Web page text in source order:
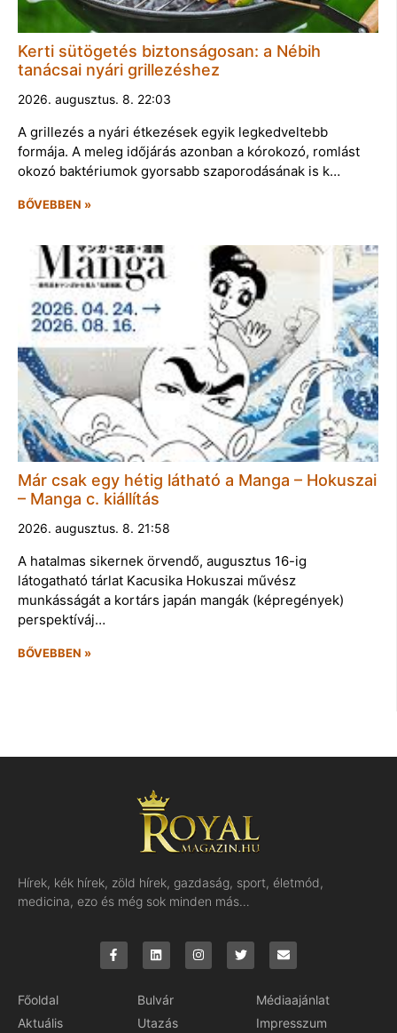
Kerti sütögetés biztonságosan: a Nébih
tanácsai nyári grillezéshez
2026. augusztus. 8. 22:03
A grillezés a nyári étkezések egyik legkedveltebb
formája. A meleg időjárás azonban a kórokozó, romlást
okozó baktériumok gyorsabb szaporodásának is k…
BŐVEBBEN »
Már csak egy hétig látható a Manga – Hokuszai
– Manga c. kiállítás
2026. augusztus. 8. 21:58
A hatalmas sikernek örvendő, augusztus 16-ig
látogatható tárlat Kacusika Hokuszai művész
munkásságát a kortárs japán mangák (képregények)
perspektíváj…
BŐVEBBEN »
Hírek, kék hírek, zöld hírek, gazdaság, sport, életmód,
medicina, ezo és még sok minden más…
Főoldal
Aktuális
Bulvár
Utazás
Médiaajánlat
Impresszum